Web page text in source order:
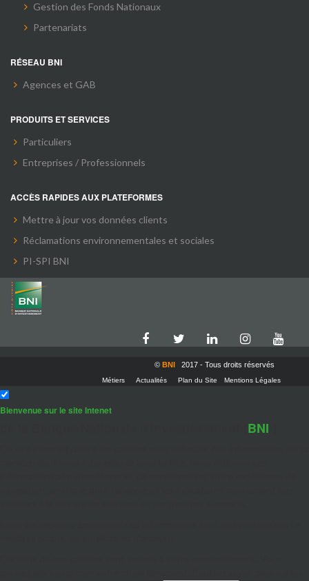
Gestion des Fonds Nationaux
Partenariats
RÉSEAU BNI
Agences et GAB
PRODUITS ET SERVICES
Particuliers
Entreprises / Professionnels
ACCÈS RAPIDES AUX PLATEFORMES
Mettre à jour vos données clients
Réclamations environnementales et sociales
PI-SPI BNI
© BNI 2017 - Tous droits réservés
Métiers Actualités Plan du Site Mentions Légales
Bienvenue sur le site Intenet
BNI